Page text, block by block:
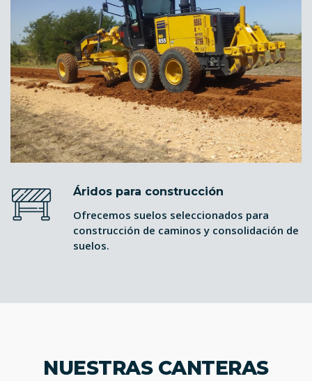
Áridos para construcción
Ofrecemos suelos seleccionados para
construcción de caminos y consolidación de
suelos.
NUESTRAS CANTERAS